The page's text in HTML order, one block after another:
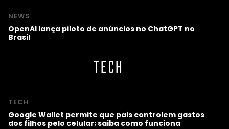
NEWS
OpenAI lança piloto de anúncios no ChatGPT no
Brasil
TECH
TECH
Google Wallet permite que pais controlem gastos
dos filhos pelo celular; saiba como funciona